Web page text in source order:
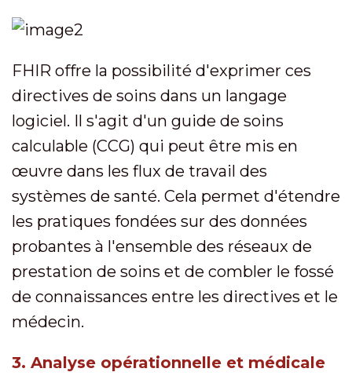
FHIR offre la possibilité d'exprimer ces
directives de soins dans un langage
logiciel. Il s'agit d'un guide de soins
calculable (CCG) qui peut être mis en
œuvre dans les flux de travail des
systèmes de santé. Cela permet d'étendre
les pratiques fondées sur des données
probantes à l'ensemble des réseaux de
prestation de soins et de combler le fossé
de connaissances entre les directives et le
médecin.
3. Analyse opérationnelle et médicale